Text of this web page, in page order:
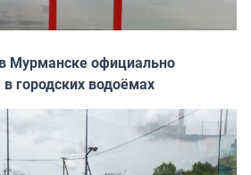
Мурманске официально
городских водоёмах